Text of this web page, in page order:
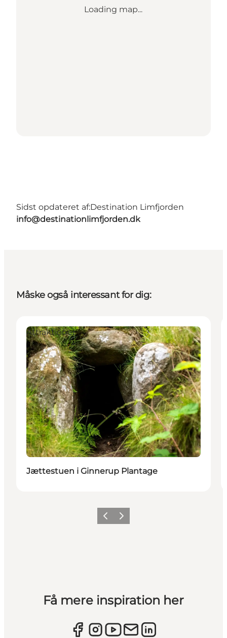
Loading map...
Sidst opdateret af:Destination Limfjorden
info@destinationlimfjorden.dk
Måske også interessant for dig:
Attraktioner
Jættestuen i Ginnerup Plantage
Forrige billede
Næste billede
Få mere inspiration her